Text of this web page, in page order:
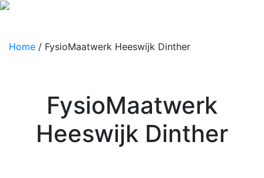
Home / FysioMaatwerk Heeswijk Dinther
FysioMaatwerk
Heeswijk Dinther